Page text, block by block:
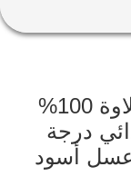
عسل أسود ممتاز فائق الحلاوة 100%
درجة
أسود